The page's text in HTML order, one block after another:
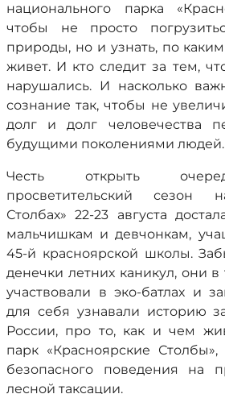
национального парка
чтобы не просто
природы, но и узнать, по
живет. И кто следит за тем,
нарушались. И насколько
сознание так, чтобы не
долг и долг человечества
будущими поколениями людей.
Честь открыть
просветительский сезон
Столбах» 22-23 августа
мальчишкам и девчонкам,
45-й красноярской школы.
денечки летних каникул, они
участвовали в эко-батлах и
для себя узнавали историю
России, про то, как и чем
парк «Красноярские Столбы»,
безопасного поведения на
лесной таксации.